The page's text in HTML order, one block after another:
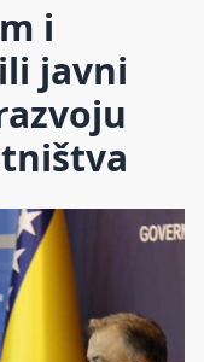
i
javni